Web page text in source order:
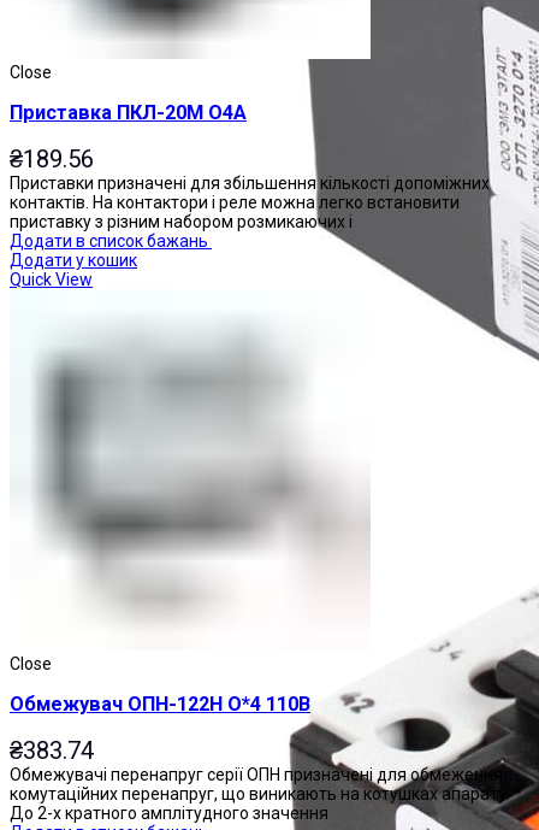
Close
Приставка ПКЛ-20М О4А
₴189.56
Приставки призначені для збільшення кількості допоміжних
контактів. На контактори і реле можна легко встановити
приставку з різним набором розмикаючих і
Додати в список бажань
Додати у кошик
Quick View
Close
Обмежувач ОПН-122Н О*4 110В
₴383.74
Обмежувачі перенапруг серії ОПН призначені для обмеження
комутаційних перенапруг, що виникають на котушках апарату: *
До 2-х кратного амплітудного значення